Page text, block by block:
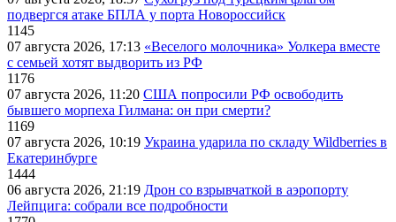
подвергся атаке БПЛА у порта Новороссийск
1145
07 августа 2026, 17:13 «Веселого молочника» Уолкера вместе
с семьей хотят выдворить из РФ
1176
07 августа 2026, 11:20 США попросили РФ освободить
бывшего морпеха Гилмана: он при смерти?
1169
07 августа 2026, 10:19 Украина ударила по складу Wildberries в
Екатеринбурге
1444
06 августа 2026, 21:19 Дрон со взрывчаткой в аэропорту
Лейпцига: собрали все подробности